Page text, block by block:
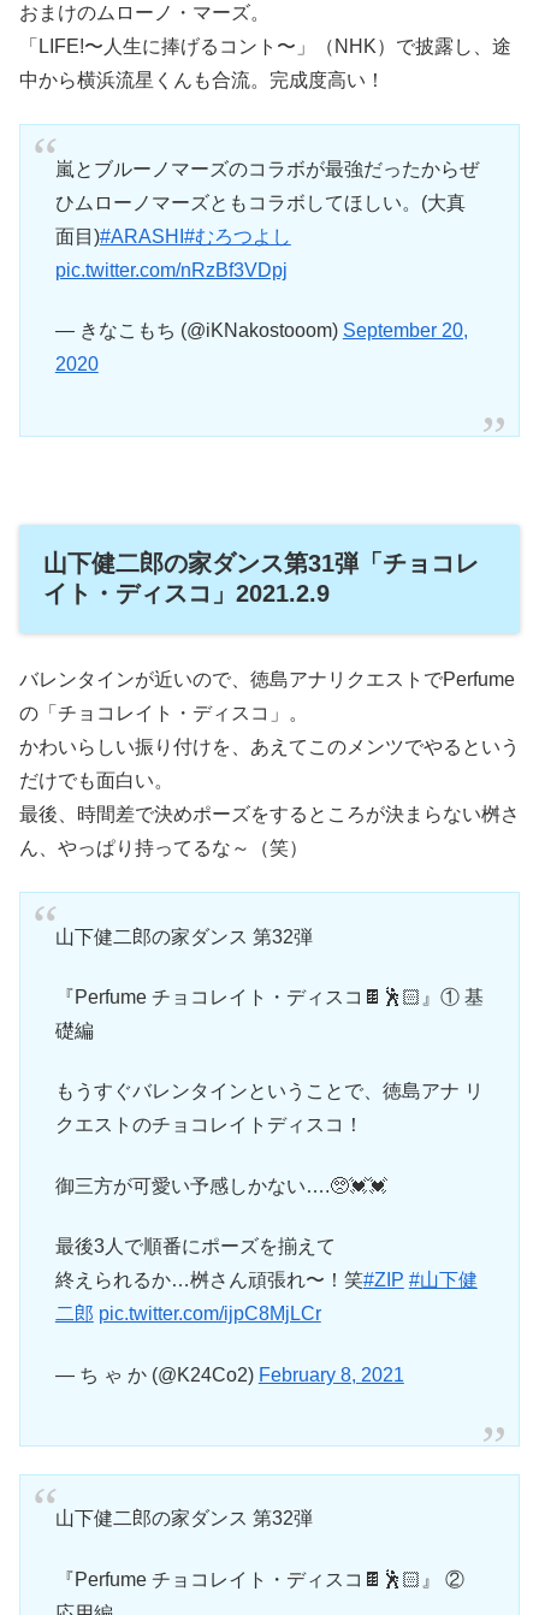
おまけのムローノ・マーズ。
「LIFE!〜人生に捧げるコント〜」（NHK）で披露し、途
中から横浜流星くんも合流。完成度高い！
嵐とブルーノマーズのコラボが最強だったからぜ
ひムローノマーズともコラボしてほしい。(大真
面目)#ARASHI #むろつよし
pic.twitter.com/nRzBf3VDpj
— きなこもち (@iKNakostooom) September 20,
2020
山下健二郎の家ダンス第31弾「チョコレ
イト・ディスコ」2021.2.9
バレンタインが近いので、徳島アナリクエストでPerfume
の「チョコレイト・ディスコ」。
かわいらしい振り付けを、あえてこのメンツでやるという
だけでも面白い。
最後、時間差で決めポーズをするところが決まらない桝さ
ん、やっぱり持ってるな～（笑）
山下健二郎の家ダンス 第32弾
『Perfume チョコレイト・ディスコ🍫🕺🏻』① 基
礎編
もうすぐバレンタインということで、徳島アナ リ
クエストのチョコレイトディスコ！
御三方が可愛い予感しかない….🥺💓💓
最後3人で順番にポーズを揃えて
終えられるか…桝さん頑張れ〜！笑#ZIP #山下健
二郎 pic.twitter.com/ijpC8MjLCr
— ち ゃ か (@K24Co2) February 8, 2021
山下健二郎の家ダンス 第32弾
『Perfume チョコレイト・ディスコ🍫🕺🏻』 ②